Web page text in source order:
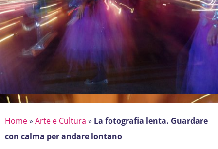
Home» Arte e Cultura » La fotografia lenta. Guardare
con calma per andare lontano